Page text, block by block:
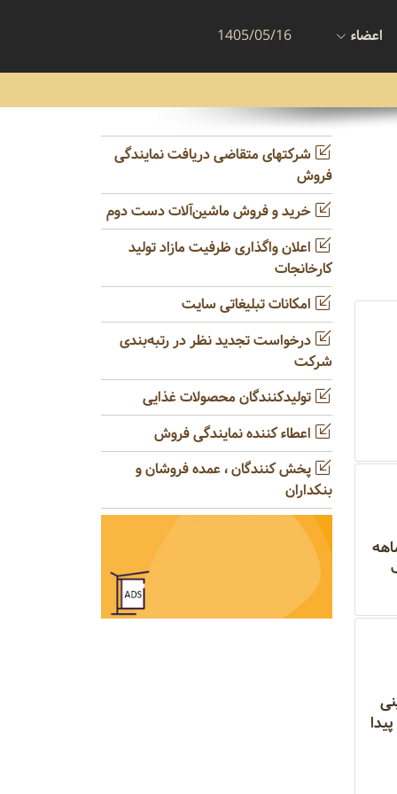
اعضاء 1405/05/16
ذخایر ژنتیکی آبزیان سازمان شیلات گفت: در ۹ ماهه
شرکتهای متقاضی دریافت نمایندگی
فروش
خرید و فروش ماشین‌آلات دست دوم
اعلان واگذاری ظرفیت مازاد تولید
کارخانجات
امکانات تبلیغاتی سایت
درخواست تجدید نظر در رتبه‌بندی
شرکت
تولیدکنندگان محصولات غذایی
اعطاء کننده نمایندگی فروش
پخش کنندگان ، عمده فروشان و
بنکداران